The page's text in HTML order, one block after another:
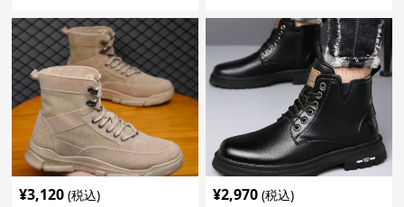
¥3,120 (税込) ¥2,970 (税込)